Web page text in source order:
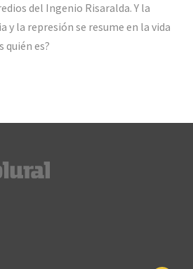
del Ingenio Risaralda. Y la
y la represión se resume en la vida
quién es?